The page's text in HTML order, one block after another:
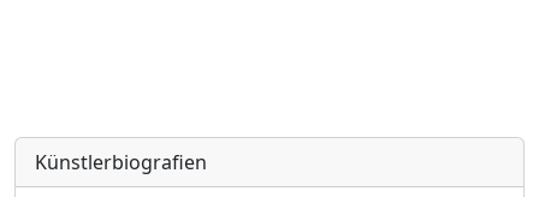
Künstlerbiografien